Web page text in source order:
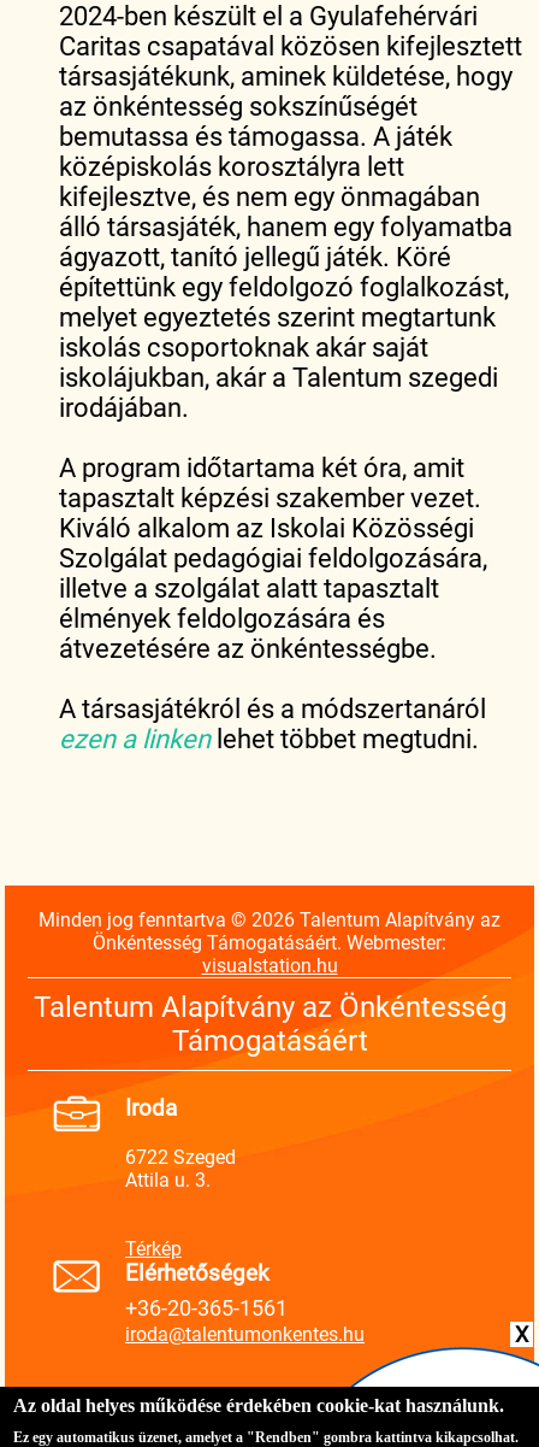
2024-ben készült el a Gyulafehérvári
Caritas csapatával közösen kifejlesztett
társasjátékunk, aminek küldetése, hogy
az önkéntesség sokszínűségét
bemutassa és támogassa. A játék
középiskolás korosztályra lett
kifejlesztve, és nem egy önmagában
álló társasjáték, hanem egy folyamatba
ágyazott, tanító jellegű játék. Köré
építettünk egy feldolgozó foglalkozást,
melyet egyeztetés szerint megtartunk
iskolás csoportoknak akár saját
iskolájukban, akár a Talentum szegedi
irodájában.
A program időtartama két óra, amit
tapasztalt képzési szakember vezet.
Kiváló alkalom az Iskolai Közösségi
Szolgálat pedagógiai feldolgozására,
illetve a szolgálat alatt tapasztalt
élmények feldolgozására és
átvezetésére az önkéntességbe.
A társasjátékról és a módszertanáról
ezen a linkenlehet többet megtudni.
Minden jog fenntartva © 2026 Talentum Alapítvány az
Önkéntesség Támogatásáért. Webmester:
visualstation.hu
Talentum Alapítvány az Önkéntesség
Támogatásáért
Iroda
6722 Szeged
Attila u. 3.
Térkép
Elérhetőségek
+36-20-365-1561
iroda@talentumonkentes.hu X
Az oldal helyes működése érdekében cookie-kat használunk.
Ez egy automatikus üzenet, amelyet a "Rendben" gombra kattintva kikapcsolhat.